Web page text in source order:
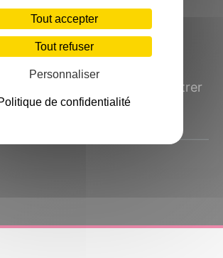
Levyle 16 juillet 2018
pas, que petit, je rêvais de
professionnel de football. Entrer
entendre...
Tout accepter
Tout refuser
Personnaliser
de confidentialité